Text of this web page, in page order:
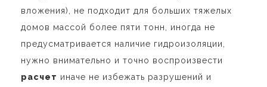
вложения), не подходит для больших тяжелых
домов массой более пяти тонн, иногда не
предусматривается наличие гидроизоляции,
нужно внимательно и точно воспроизвести
расчет иначе не избежать разрушений и